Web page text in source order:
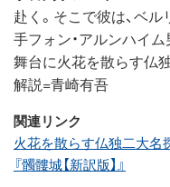
赴く。そこで彼は、ベ
手フォン・アルンハイ
舞台に火花を散らす仏
解説=青崎有吾
関連リンク
火花を散らす仏独二大名
『髑髏城【新訳版】』